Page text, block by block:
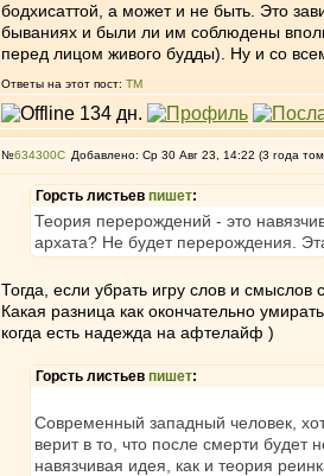
бодхисаттой, а может и не быть. Это
бываниях и были ли им соблюдены
перед лицом живого будды). Ну и со
Ответы на этот пост: ТМ
№634300 Добавлено: Ср 30 Авг 23, 14:22 (3 года
Горсть листьев пишет:
Теория перерождений - это
архата? Не будет перерождения.
Тогда, если убрать игру слов и
Какая разница как окончательно
когда есть надежда на афтелайф )
Горсть листьев пишет:
Современный западный человек,
верит в то, что после смерти будет
навязчивая идея, как и теория